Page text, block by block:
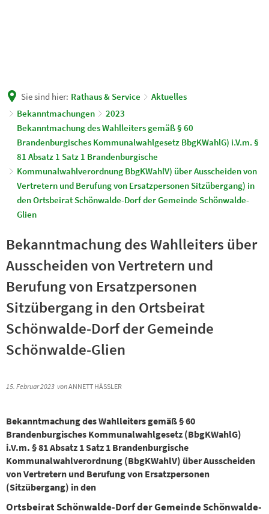
Sie sind hier: Rathaus & Service
Aktuelles
Bekanntmachungen
2023
Bekanntmachung des Wahlleiters gemäß § 60
Brandenburgisches Kommunalwahlgesetz BbgKWahlG) i.V.m. §
81 Absatz 1 Satz 1 Brandenburgische
Kommunalwahlverordnung BbgKWahlV) über Ausscheiden von
Vertretern und Berufung von Ersatzpersonen Sitzübergang) in
den Ortsbeirat Schönwalde-Dorf der Gemeinde Schönwalde-
Glien
Bekanntmachung des Wahlleiters über
Ausscheiden von Vertretern und
Berufung von Ersatzpersonen
Sitzübergang in den Ortsbeirat
Schönwalde-Dorf der Gemeinde
Schönwalde-Glien
15. Februar 2023 vonANNETT HÄSSLER
Bekanntmachung des Wahlleiters gemäß § 60
Brandenburgisches Kommunalwahlgesetz (BbgKWahlG)
i.V.m. § 81 Absatz 1 Satz 1 Brandenburgische
Kommunalwahlverordnung (BbgKWahlV) über Ausscheiden
von Vertretern und Berufung von Ersatzpersonen
(Sitzübergang) in den
Ortsbeirat Schönwalde-Dorf der Gemeinde Schönwalde-